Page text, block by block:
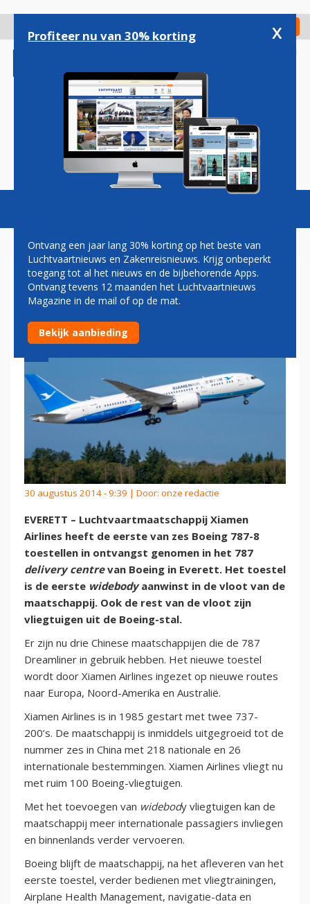
gaan
Check in
Magazine Podcasts Vacatures
EERSTE 787 AFGELEVERD
AAN XIAMEN AIRLINES
30 augustus 2014 - 9:39 | Door: onze redactie
EVERETT – Luchtvaartmaatschappij Xiamen
Airlines heeft de eerste van zes Boeing 787-8
toestellen in ontvangst genomen in het 787
delivery centrevan Boeing in Everett. Het toestel
is de eerste widebodyaanwinst in de vloot van de
maatschappij. Ook de rest van de vloot zijn
vliegtuigen uit de Boeing-stal.
Er zijn nu drie Chinese maatschappijen die de 787
Dreamliner in gebruik hebben. Het nieuwe toestel
wordt door Xiamen Airlines ingezet op nieuwe routes
naar Europa, Noord-Amerika en Australië.
Xiamen Airlines is in 1985 gestart met twee 737-
200’s. De maatschappij is inmiddels uitgegroeid tot de
nummer zes in China met 218 nationale en 26
internationale bestemmingen. Xiamen Airlines vliegt nu
met ruim 100 Boeing-vliegtuigen.
Met het toevoegen van widebody vliegtuigen kan de
maatschappij meer internationale passagiers invliegen
en binnenlands verder vervoeren.
Boeing blijft de maatschappij, na het afleveren van het
eerste toestel, verder bedienen met vliegtrainingen,
Airplane Health Management, navigatie-data en
Profiteer nu van 30% korting x
Ontvang een jaar lang 30% korting op het beste van
Luchtvaartnieuws en Zakenreisnieuws. Krijg onbeperkt
toegang tot al het nieuws en de bijbehorende Apps.
Ontvang tevens 12 maanden het Luchtvaartnieuws
Magazine in de mail of op de mat.
Bekijk aanbieding